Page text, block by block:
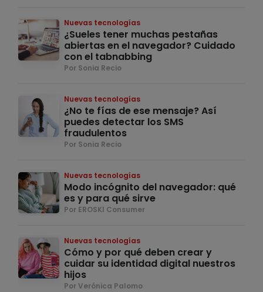
Nuevas tecnologías
¿Sueles tener muchas pestañas
abiertas en el navegador? Cuidado
con el tabnabbing
Por Sonia Recio
Nuevas tecnologías
¿No te fías de ese mensaje? Así
puedes detectar los SMS
fraudulentos
Por Sonia Recio
Nuevas tecnologías
Modo incógnito del navegador: qué
es y para qué sirve
Por EROSKI Consumer
Nuevas tecnologías
Cómo y por qué deben crear y
cuidar su identidad digital nuestros
hijos
Por Verónica Palomo